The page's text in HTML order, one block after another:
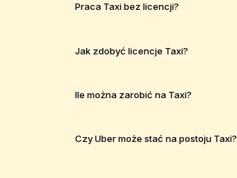
Praca Taxi bez licencji?
Jak zdobyć licencje Taxi?
Ile można zarobić na Taxi?
Czy Uber może stać na postoju Taxi?